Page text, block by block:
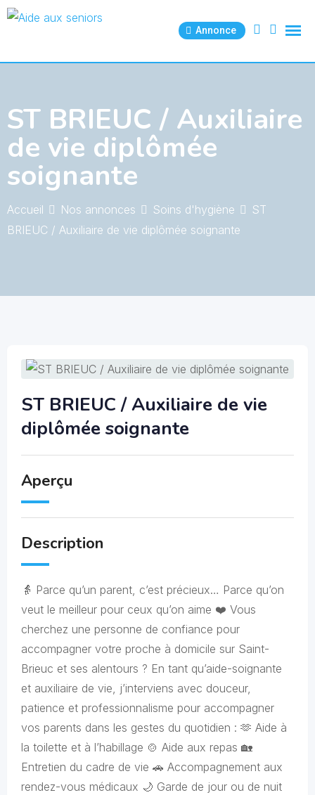
Skip
Annonce
ST BRIEUC / Auxiliaire
de vie diplômée
soignante
Accueil Nos annonces Soins d'hygiène
ST
BRIEUC / Auxiliaire de vie diplômée soignante
ST BRIEUC / Auxiliaire de vie
diplômée soignante
Aperçu
Description
👵 Parce qu’un parent, c’est précieux… Parce qu’on
veut le meilleur pour ceux qu’on aime ❤️ Vous
cherchez une personne de confiance pour
accompagner votre proche à domicile sur Saint-
Brieuc et ses alentours ? En tant qu’aide-soignante
et auxiliaire de vie, j’interviens avec douceur,
patience et professionnalisme pour accompagner
vos parents dans les gestes du quotidien : 🫶 Aide à
la toilette et à l’habillage 🍲 Aide aux repas 🏡
Entretien du cadre de vie 🚗 Accompagnement aux
rendez-vous médicaux 🌙 Garde de jour ou de nuit